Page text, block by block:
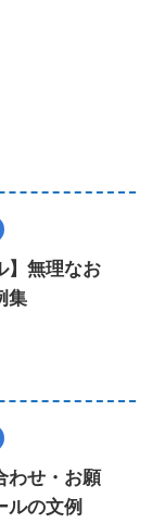
】無理なお
集
わせ・お願
ルの文例